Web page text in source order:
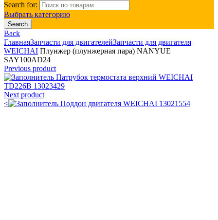
Search for:
Выбрать категорию
Search
Back
ГлавнаяЗапчасти для двигателейЗапчасти для двигателя
WEICHAI Плунжер (плунжерная пара) NANYUE
SAY100AD24
Previous product
Патрубок термостата верхний WEICHAI
TD226B 13023429
Next product
<
Поддон двигателя WEICHAI 13021554